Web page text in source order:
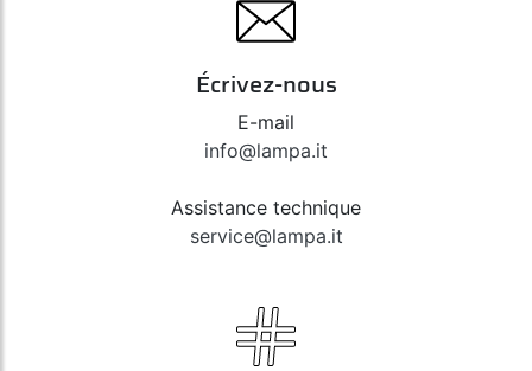
Écrivez-nous
E-mail
info@lampa.it
Assistance technique
service@lampa.it